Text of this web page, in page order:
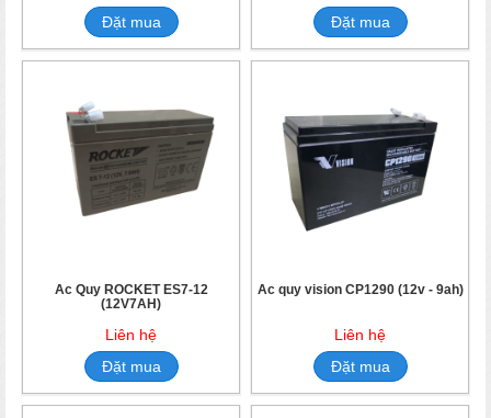
Đặt mua
Đặt mua
Ắc Quy ROCKET ES7-12
(12V7AH)
Liên hệ
Đặt mua
Ắc quy vision CP1290 (12v - 9ah)
Liên hệ
Đặt mua